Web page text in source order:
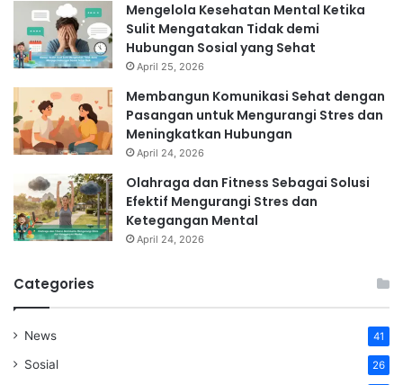
Mengelola Kesehatan Mental Ketika
Sulit Mengatakan Tidak demi
Hubungan Sosial yang Sehat
April 25, 2026
Membangun Komunikasi Sehat dengan
Pasangan untuk Mengurangi Stres dan
Meningkatkan Hubungan
April 24, 2026
Olahraga dan Fitness Sebagai Solusi
Efektif Mengurangi Stres dan
Ketegangan Mental
April 24, 2026
Categories
News 41
Sosial 26